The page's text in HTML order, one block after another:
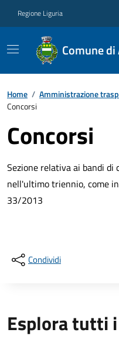
Regione Liguria
Comune
Home / Amministrazione
Concorsi
Concorsi
Sezione relativa ai bandi di
nell'ultimo triennio, come
33/2013
Condividi
Esplora tutti